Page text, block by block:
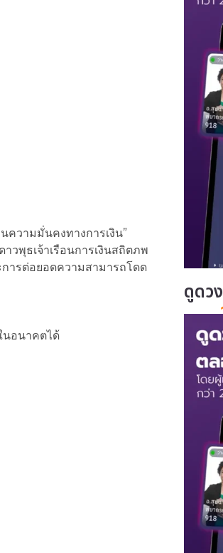
ความมั่นคงทางการเงิน”
วพุธเจ้าเรือนการเงินสถิตภพ
การต่อยอดความสามารถโดด
นอนาคตได้
ดูดวง